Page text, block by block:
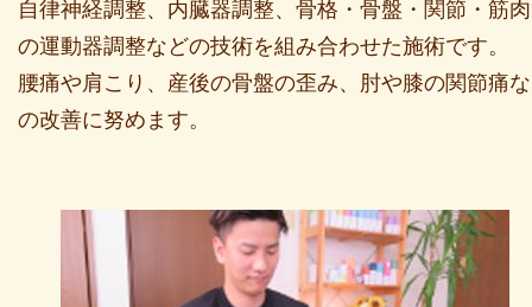
自律神経調整、内臓器調整、骨格・骨盤・関節・筋
の運動器調整などの技術を組み合わせた施術です。
腰痛や肩こり、産後の骨盤の歪み、肘や膝の関節痛
の改善に努めます。